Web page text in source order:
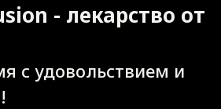
- лекарство от
с удовольствием и